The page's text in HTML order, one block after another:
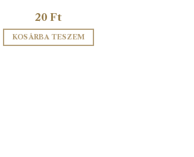
20 Ft
KOSÁRBA TESZEM